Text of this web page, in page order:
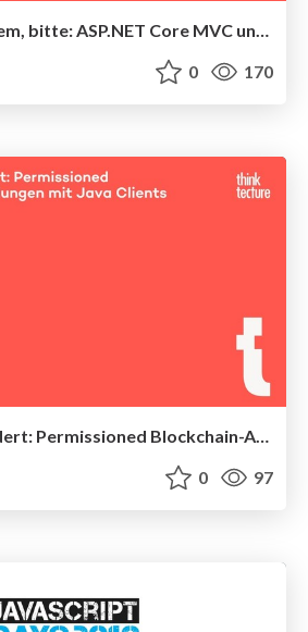
Einmal API mit allem, bitte: ASP.NET Core MVC und SignalR in Action!
0 170
0 97